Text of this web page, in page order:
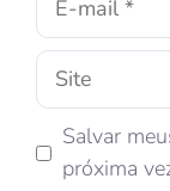
Salvar
próxima